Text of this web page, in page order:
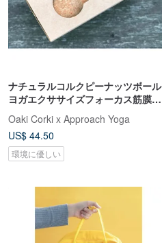
ナチュラルコルクピーナッツボール
ヨガエクササイズフォーカス筋膜マ
Oaki Corki x Approach Yoga
US$ 44.50
環境に優しい